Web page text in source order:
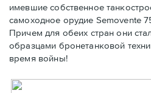
имевшие собственное
самоходное орудие Semovente
Причем для обеих стран они
образцами бронетанковой
время войны!